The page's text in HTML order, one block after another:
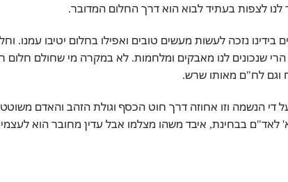
לנו לצפות בעתיד לבוא הוא דרך החלום המדובר.
נזכה לעשות מעשים טובים ואפילו בחלום יטיבו עמנו.
הרי שנכונים לנו מאבקים ומלחמות. לא במקרה מי שחולם חלום
וגם לח"ם מאותו שרש.
הנשמה וזו אחוזה דרך חוט הכסף וגולת הזהב והאדם משוטט
בבחינת, איבד משהו מצלמו אבל עדין מחובר הוא